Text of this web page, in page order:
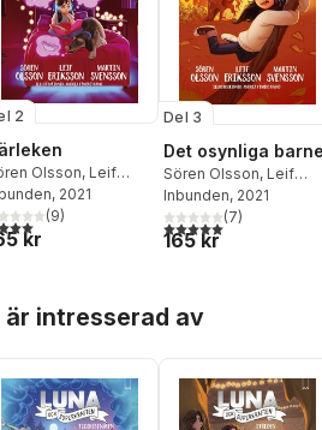
röster:
2
Olsson, Leif
,Martin
, 2021
utav 5 stjärnor. Totalt antal röster:
(9)
kr
Del 3
Det osynliga
Sören Olsson, Leif
Eriksson,Martin
Svensson
Inbunden, 2021
5,0utav 5 stjärnor.
(7)
165 kr
är intresserad av